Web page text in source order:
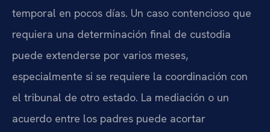
temporal en pocos días. Un caso contencioso que
requiera una determinación final de custodia
puede extenderse por varios meses,
especialmente si se requiere la coordinación con
el tribunal de otro estado. La mediación o un
acuerdo entre los padres puede acortar